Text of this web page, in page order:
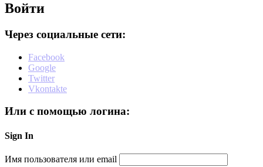
Войти
Через социальные сети:
Facebook
Google
Twitter
Vkontakte
Или с помощью логина:
Sign In
Имя пользователя или email